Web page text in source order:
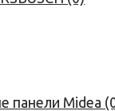
панели Midea